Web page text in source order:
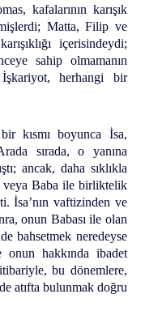
kafalarının karışık
Matta, Filip ve
içerisindeydi;
sahip olmamanın
herhangi bir
kısmı boyunca İsa,
sırada, o yanına
ancak, daha sıklıkla
veya Baba ile birliktelik
İsa’nın vaftizinden ve
onun Babası ile olan
bahsetmek neredeyse
hakkında ibadet
bu dönemlere,
atıfta bulunmak doğru